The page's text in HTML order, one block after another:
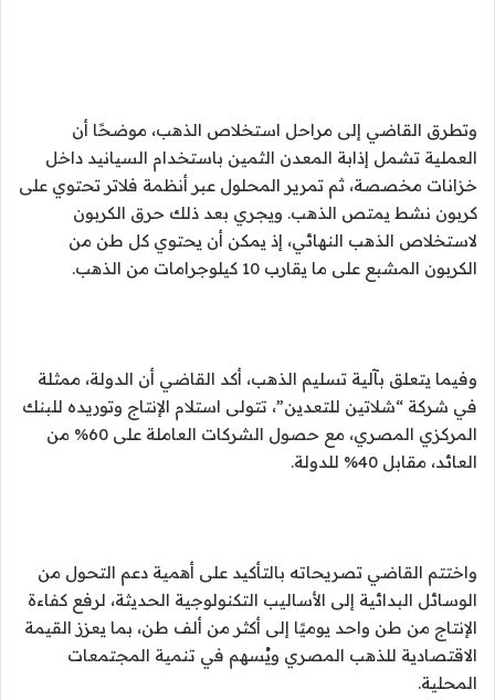
وتطرق القاضي إلى مراحل استخلاص الذهب، موضحًا أن
العملية تشمل إذابة المعدن الثمين باستخدام السيانيد داخل
خزانات مخصصة، ثم تمرير المحلول عبر أنظمة فلاتر تحتوي على
كربون نشط يمتص الذهب. ويجري بعد ذلك حرق الكربون
لاستخلاص الذهب النهائي، إذ يمكن أن يحتوي كل طن من
الكربون المشبع على ما يقارب 10 كيلوجرامات من الذهب.
وفيما يتعلق بآلية تسليم الذهب، أكد القاضي أن الدولة، ممثلة
في شركة “شلاتين للتعدين”، تتولى استلام الإنتاج وتوريده للبنك
المركزي المصري، مع حصول الشركات العاملة على 60% من
العائد، مقابل 40% للدولة.
واختتم القاضي تصريحاته بالتأكيد على أهمية دعم التحول من
الوسائل البدائية إلى الأساليب التكنولوجية الحديثة، لرفع كفاءة
الإنتاج من طن واحد يوميًا إلى أكثر من ألف طن، بما يعزز القيمة
الاقتصادية للذهب المصري ويُسهم في تنمية المجتمعات
المحلية.